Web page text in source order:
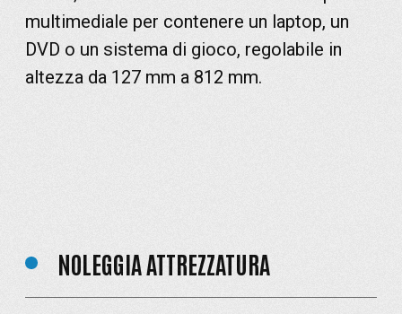
multimediale per contenere un laptop, un
DVD o un sistema di gioco, regolabile in
altezza da 127 mm a 812 mm.
NOLEGGIA ATTREZZATURA